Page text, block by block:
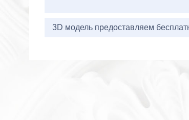
3D модель предоставляем